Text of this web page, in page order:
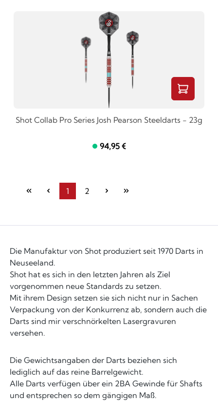
Shot Collab Pro Series Josh Pearson Steeldarts - 23g
94,95 €
Seite
1
Seite
2
Die Manufaktur von Shot produziert seit 1970 Darts in
Neuseeland.
Shot hat es sich in den letzten Jahren als Ziel
vorgenommen neue Standards zu setzen.
Mit ihrem Design setzen sie sich nicht nur in Sachen
Verpackung von der Konkurrenz ab, sondern auch die
Darts sind mir verschnörkelten Lasergravuren
versehen.
Die Gewichtsangaben der Darts beziehen sich
lediglich auf das reine Barrelgewicht.
Alle Darts verfügen über ein 2BA Gewinde für Shafts
und entsprechen so dem gängigen Maß.